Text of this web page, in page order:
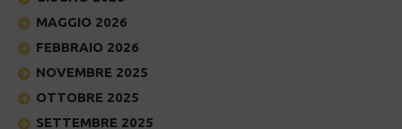
MAGGIO 2026
FEBBRAIO 2026
NOVEMBRE 2025
OTTOBRE 2025
SETTEMBRE 2025